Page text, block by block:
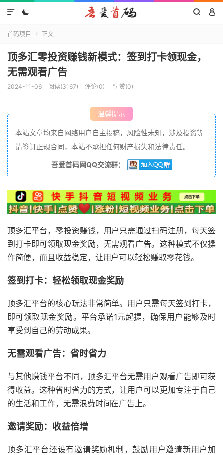
  

首码项目  正文
顶多汇零投资赚钱新模式：签到打卡领现金，
无需观看广告
2024-11-06 阅读(3167) 评论(0)  赞(0)
温馨提示
本站文章均来自网络用户自主投稿，风险性未知，涉及投资等
请签订正规合同，本站不承担任何财产损失和法律责任。
吾爱首码网QQ交流群：
顶多汇平台，零投资赚钱， 用户只需通过扫码注册， 每天签
到打卡即可领取现金奖励， 无需观看广告。 这种模式不仅操
作简便， 而且收益稳定， 让用户可以轻松赚取零花钱。
签到打卡：轻松领取现金奖励
顶多汇平台的核心玩法非常简单。 用户只需每天签到打卡，
即可领取现金奖励。 平台承诺1元起提， 确保用户能够及时
享受到自己的劳动成果。
无需观看广告：省时省力
与其他赚钱平台不同， 顶多汇平台无需用 户观看广告即可获
得收益。这种省时省力的方式，让用户可以更加专注于自己
的生活和工作， 无需浪费时间在广告上。
邀请奖励：收益倍增
顶多汇平台还设有邀请奖励机制，鼓励用户邀请新用户加